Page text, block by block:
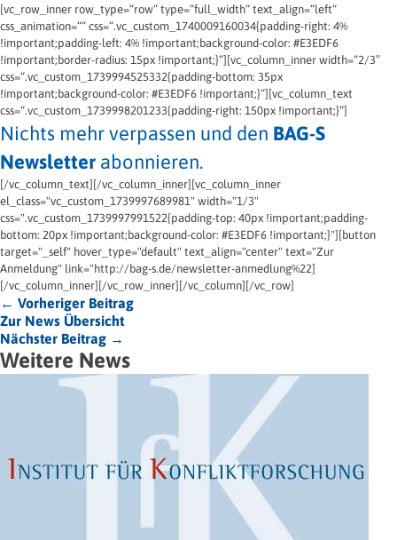
[vc_row_inner row_type=“row“ type=“full_width“ text_align=“left“
css_animation=““ css=“.vc_custom_1740009160034{padding-right: 4%
!important;padding-left: 4% !important;background-color: #E3EDF6
!important;border-radius: 15px !important;}“][vc_column_inner width=“2/3″
css=“.vc_custom_1739994525332{padding-bottom: 35px
!important;background-color: #E3EDF6 !important;}“][vc_column_text
css=“.vc_custom_1739998201233{padding-right: 150px !important;}“]
Nichts mehr verpassen und den BAG-S
Newsletter abonnieren.
[/vc_column_text][/vc_column_inner][vc_column_inner
el_class="vc_custom_1739997689981" width="1/3"
css=".vc_custom_1739997991522{padding-top: 40px !important;padding-
bottom: 20px !important;background-color: #E3EDF6 !important;}"][button
target="_self" hover_type="default" text_align="center" text="Zur
Anmeldung" link="http://bag-s.de/newsletter-anmedlung%22]
[/vc_column_inner][/vc_row_inner][/vc_column][/vc_row]
← Vorheriger Beitrag
Zur News Übersicht
Nächster Beitrag →
Weitere News